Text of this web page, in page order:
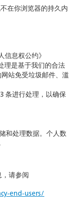
在你浏览器的持久内
信息权公约》
理是基于我们的合法
站免受垃圾邮件、滥
条进行处理，以确保
和处理数据。个人数
请参阅
end-users/